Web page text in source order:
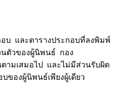
และตารางประกอบที่ลงพิมพ์
นตัวของผู้นิพนธ์ กอง
ามเสมอไป และไม่มีส่วนรับผิด
ของผู้นิพนธ์เพียงผู้เดียว